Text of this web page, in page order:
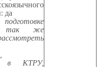
да
так же
в КТРУ,